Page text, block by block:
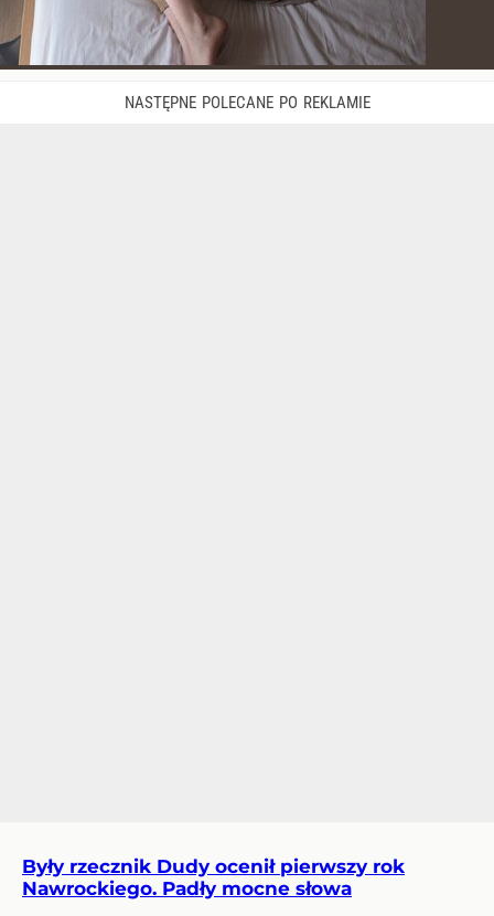
Były rzecznik Dudy ocenił pierwszy rok
Nawrockiego. Padły mocne słowa